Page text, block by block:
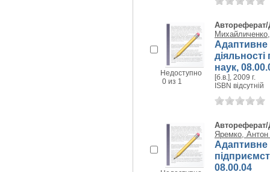
Недоступно
0 из 1
Автореферат/
Адаптивне
наук,
[б.в.], 2009 г.
ISBN відсутній
Автореферат/
Яремко,
Адаптивне
08.00.04